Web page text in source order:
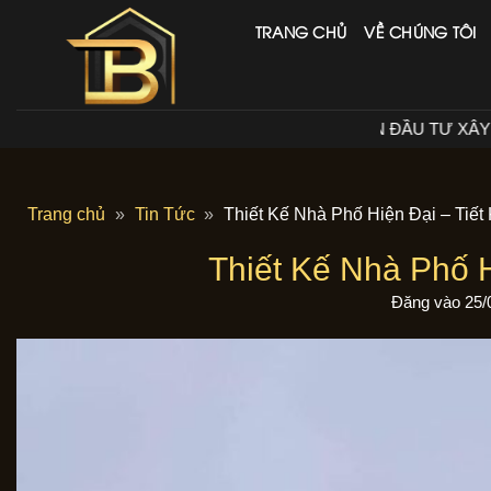
TRANG CHỦ VỀ CHÚNG TÔI
TY CỔ PHẦN ĐẦU TƯ XÂY DỰNG BETAHOME VIỆT NAM
Trang chủ » Tin Tức » Thiết Kế Nhà Phố Hiện Đại – Tiết
Thiết Kế Nhà Phố
Đăng vào 25/